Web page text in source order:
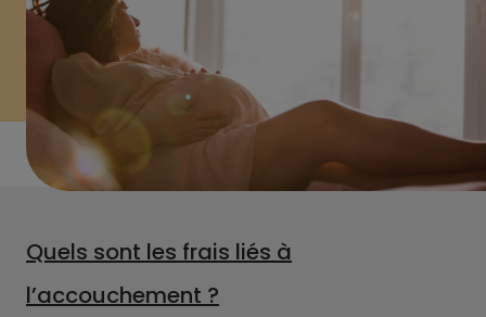
Quels sont les frais liés à
l’accouchement ?